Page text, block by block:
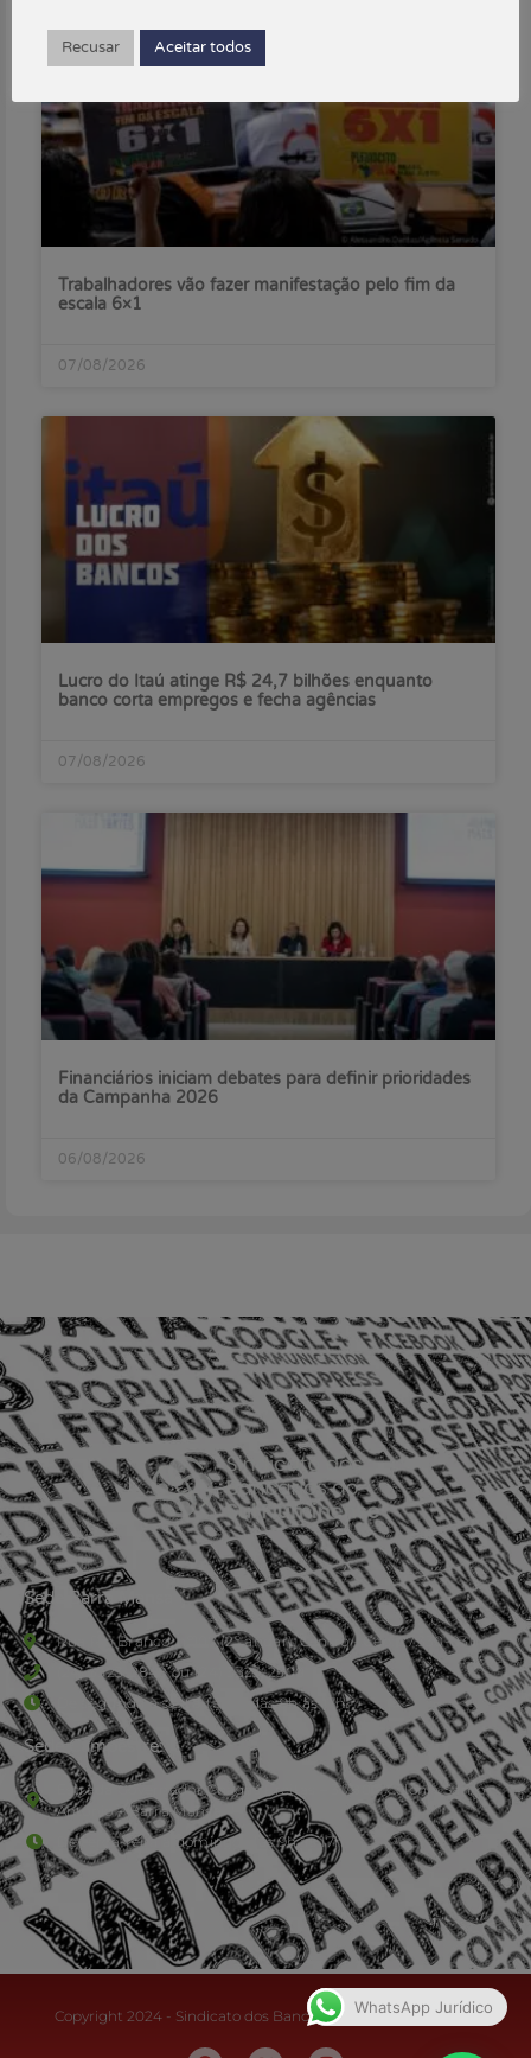
Trabalhadores vão fazer manifestação pelo fim da
escala 6×1
07/08/2026
Lucro do Itaú atinge R$ 24,7 bilhões enquanto
banco corta empregos e fecha agências
07/08/2026
Financiários iniciam debates para definir prioridades
da Campanha 2026
06/08/2026
Sede Barra Mansa
Rua Rio Branco, nº107 (2º andar), Centro - Cep: 27.330-030
(24) 3323-2848 ou (24) 3323-2500
De segunda à sexta-feira , das 9h às 17h.
Sede Campestre:
Estrada Governador Chagas Freitas – 3.780 – Colônia Santo
Antônio – Barra Mansa
De terça-feira a domingo, das 9h às 17h
Copyright 2024 - Sindicato dos Bancários do Sul Fluminense
Recusar Aceitar todos
WhatsApp Jurídico